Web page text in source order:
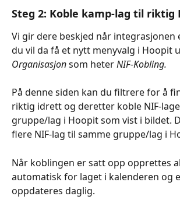
Steg 2: Koble kamp-lag til riktig
Vi gir dere beskjed når integrasjonen
du vil da få et nytt menyvalg i Hoopit
Organisasjon som heter NIF-Kobling.
På denne siden kan du filtrere for å
riktig idrett og deretter koble NIF-
gruppe/lag i Hoopit som vist i bildet.
flere NIF-lag til samme gruppe/lag i
Når koblingen er satt opp opprettes
automatisk for laget i kalenderen og
oppdateres daglig.